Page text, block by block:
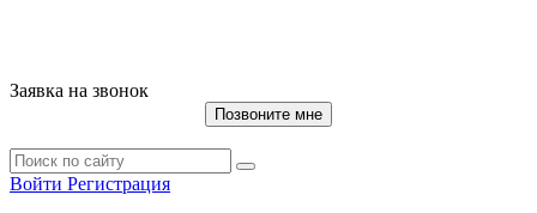
Заявка на звонок
Позвоните мне
Войти Регистрация